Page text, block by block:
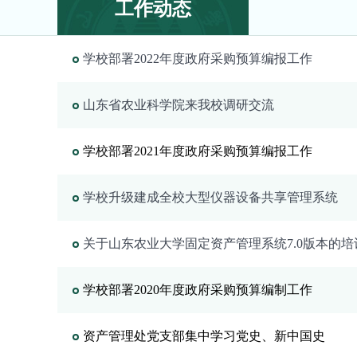
工作动态
学校部署2022年度政府采购预算编报工作
山东省农业科学院来我校调研交流
学校部署2021年度政府采购预算编报工作
学校升级建成全校大型仪器设备共享管理系统
关于山东农业大学固定资产管理系统7.0版本的培
学校部署2020年度政府采购预算编制工作
资产管理处党支部集中学习党史、新中国史